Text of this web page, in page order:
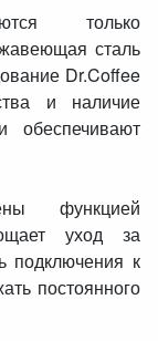
только
сталь
Dr.Coffee
и наличие
обеспечивают
функцией
уход за
подключения к
постоянного